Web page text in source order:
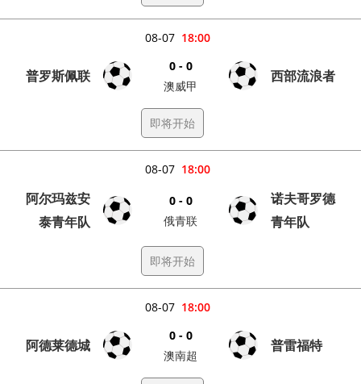
18:00
08-07
普罗斯佩联
0 - 0
澳威甲
西部流浪者
即将开始
18:00
08-07
阿尔玛兹安
泰青年队
0 - 0
俄青联
诺夫哥罗德
青年队
即将开始
18:00
08-07
阿德莱德城
0 - 0
澳南超
普雷福特